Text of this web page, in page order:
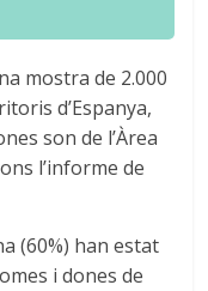
mostra de 2.000
d’Espanya,
son de l’Àrea
l’informe de
(60%) han estat
i dones de